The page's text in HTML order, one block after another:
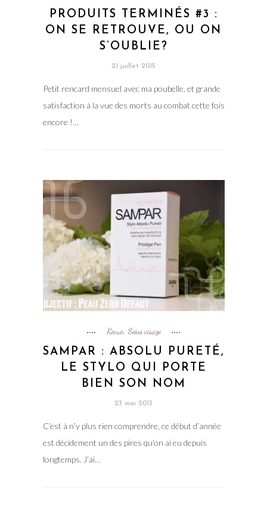
PRODUITS TERMINÉS #3 :
ON SE RETROUVE, OU ON
S’OUBLIE?
21 juillet 2015
Petit rencard mensuel avec ma poubelle, et grande
satisfaction à la vue des morts au combat cette fois
encore !…
Revue, Soins visage
SAMPAR : ABSOLU PURETÉ,
LE STYLO QUI PORTE
BIEN SON NOM
23 mai 2013
C’est à n’y plus rien comprendre, ce début d’année
est décidement un des pires qu’on ai eu depuis
longtemps. J’ai…